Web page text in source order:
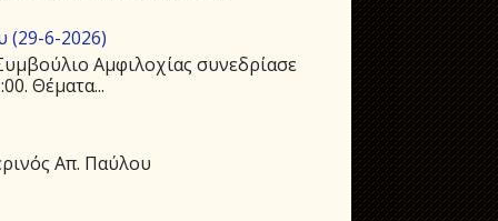
(29-6-2026)
Αμφιλοχίας συνεδρίασε
Θέματα...
Απ. Παύλου